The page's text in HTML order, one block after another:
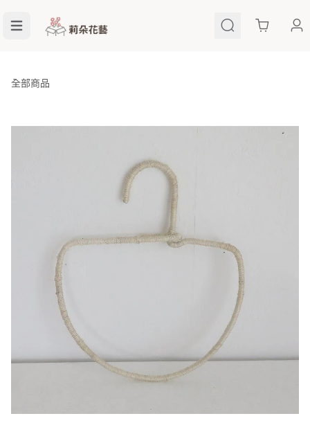
Cart
全部商品